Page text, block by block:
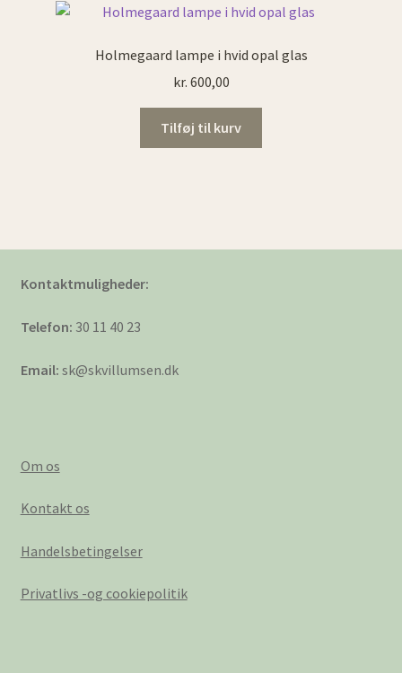
Holmegaard lampe i hvid opal glas
kr. 600,00
Tilføj til kurv
Kontaktmuligheder:
Telefon: 30 11 40 23
Email: sk@skvillumsen.dk
Om os
Kontakt os
Handelsbetingelser
Privatlivs -og cookiepolitik